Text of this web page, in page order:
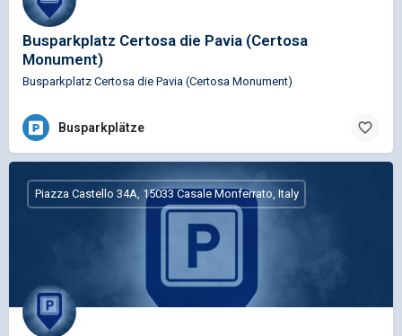
Busparkplatz Certosa die Pavia (Certosa
Monument)
Busparkplatz Certosa die Pavia (Certosa Monument)
Busparkplätze
Piazza Castello 34A, 15033 Casale Monferrato, Italy